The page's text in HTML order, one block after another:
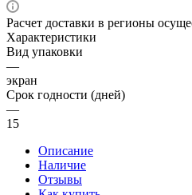
Расчет доставки в регионы
Характеристики
Вид упаковки
—
экран
Срок годности (дней)
—
15
Описание
Наличие
Отзывы